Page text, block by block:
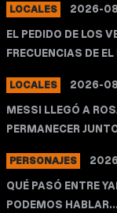
LOCALES
2026-
EL PEDIDO DE LOS
FRECUENCIAS DE
LOCALES
2026-
MESSI LLEGÓ A
PERMANECER
PERSONAJES
QUÉ PASÓ ENTRE
PODEMOS HABLAR...